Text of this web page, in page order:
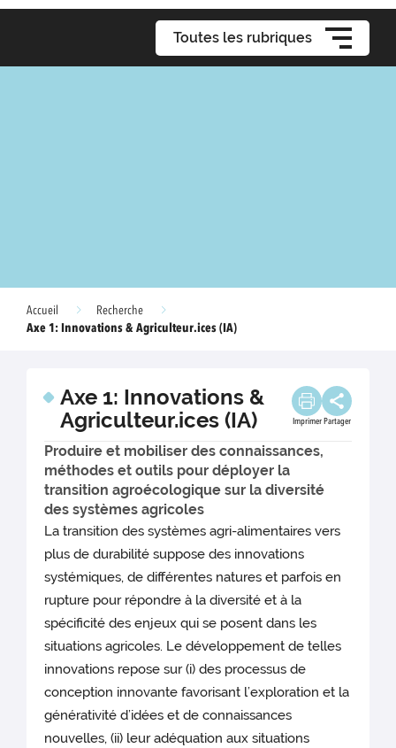
Toutes les rubriques
Accueil
Recherche
Axe 1: Innovations & Agriculteur.ices (IA)
Axe 1: Innovations &
Agriculteur.ices (IA)
Imprimer Partager
Produire et mobiliser des connaissances,
méthodes et outils pour déployer la
transition agroécologique sur la diversité
des systèmes agricoles
La transition des systèmes agri-alimentaires vers
plus de durabilité suppose des innovations
systémiques, de différentes natures et parfois en
rupture pour répondre à la diversité et à la
spécificité des enjeux qui se posent dans les
situations agricoles. Le développement de telles
innovations repose sur (i) des processus de
conception innovante favorisant l’exploration et la
générativité d’idées et de connaissances
nouvelles, (ii) leur adéquation aux situations